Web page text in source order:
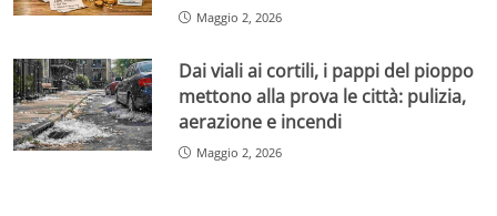
Maggio 2, 2026
Dai viali ai cortili, i pappi del pioppo
mettono alla prova le città: pulizia,
aerazione e incendi
Maggio 2, 2026